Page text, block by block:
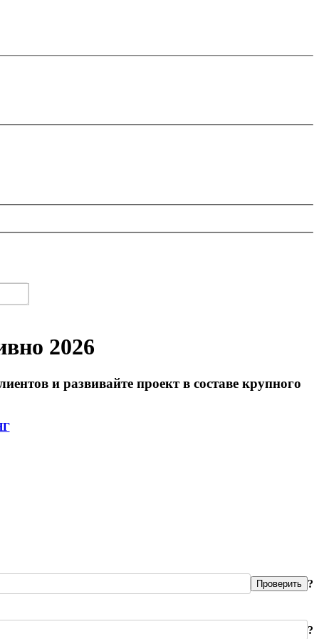
2026
и развивайте проект в составе крупного
Проверить ?
?